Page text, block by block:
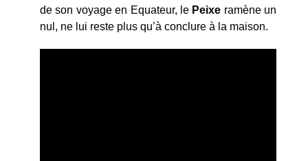
de son voyage en Equateur, le Peixe ramène un
nul, ne lui reste plus qu’à conclure à la maison.